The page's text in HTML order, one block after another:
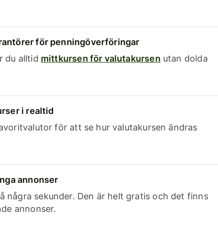
för penningöverföringar
du alltid mittkursen för valutakursen utan dolda
i realtid
för att se hur valutakursen ändras
annonser
några sekunder. Den är helt gratis och det finns
annonser.